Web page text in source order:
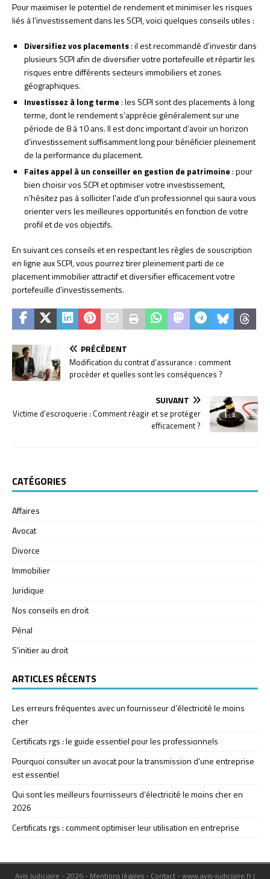
Pour maximiser le potentiel de rendement et minimiser les risques
liés à l’investissement dans les SCPI, voici quelques conseils utiles :
Diversifiez vos placements: il est recommandé d’investir dans
plusieurs SCPI afin de diversifier votre portefeuille et répartir les
risques entre différents secteurs immobiliers et zones
géographiques.
Investissez à long terme: les SCPI sont des placements à long
terme, dont le rendement s’apprécie généralement sur une
période de 8 à 10 ans. Il est donc important d’avoir un horizon
d’investissement suffisamment long pour bénéficier pleinement
de la performance du placement.
Faites appel à un conseiller en gestion de patrimoine: pour
bien choisir vos SCPI et optimiser votre investissement,
n’hésitez pas à solliciter l’aide d’un professionnel qui saura vous
orienter vers les meilleures opportunités en fonction de votre
profil et de vos objectifs.
En suivant ces conseils et en respectant les règles de souscription
en ligne aux SCPI, vous pourrez tirer pleinement parti de ce
placement immobilier attractif et diversifier efficacement votre
portefeuille d’investissements.
PRÉCÉDENT
Modification du contrat d’assurance : comment
procéder et quelles sont les conséquences ?
SUIVANT
Victime d’escroquerie : Comment réagir et se protéger
efficacement ?
CATÉGORIES
Affaires
Avocat
Divorce
Immobilier
Juridique
Nos conseils en droit
Pénal
S'initier au droit
ARTICLES RÉCENTS
Les erreurs fréquentes avec un fournisseur d’électricité le moins
cher
Certificats rgs : le guide essentiel pour les professionnels
Pourquoi consulter un avocat pour la transmission d’une entreprise
est essentiel
Qui sont les meilleurs fournisseurs d’électricité le moins cher en
2026
Certificats rgs : comment optimiser leur utilisation en entreprise
Avis Judiciaire - 2026 - Mentions légales - Contact - www.avis-judiciaire.fr |